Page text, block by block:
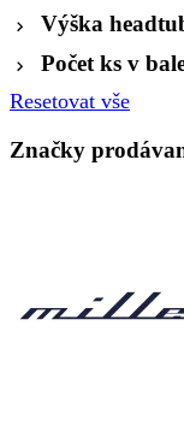
Výška
Počet ks v
Resetovat vše
Značky